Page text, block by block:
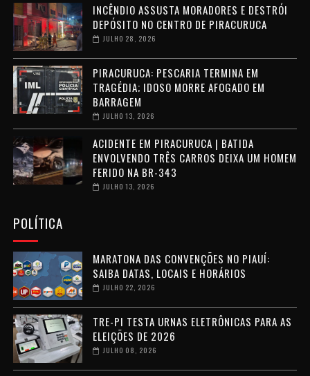
INCÊNDIO ASSUSTA MORADORES E DESTRÓI
DEPÓSITO NO CENTRO DE PIRACURUCA
JULHO 28, 2026
PIRACURUCA: PESCARIA TERMINA EM
TRAGÉDIA; IDOSO MORRE AFOGADO EM
BARRAGEM
JULHO 13, 2026
ACIDENTE EM PIRACURUCA | BATIDA
ENVOLVENDO TRÊS CARROS DEIXA UM HOMEM
FERIDO NA BR-343
JULHO 13, 2026
POLÍTICA
MARATONA DAS CONVENÇÕES NO PIAUÍ:
SAIBA DATAS, LOCAIS E HORÁRIOS
JULHO 22, 2026
TRE-PI TESTA URNAS ELETRÔNICAS PARA AS
ELEIÇÕES DE 2026
JULHO 08, 2026